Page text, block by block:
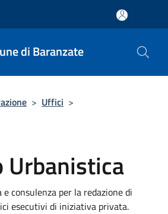
di Baranzate
> Uffici >
Urbanistica
e consulenza per la redazione di
esecutivi di iniziativa privata.